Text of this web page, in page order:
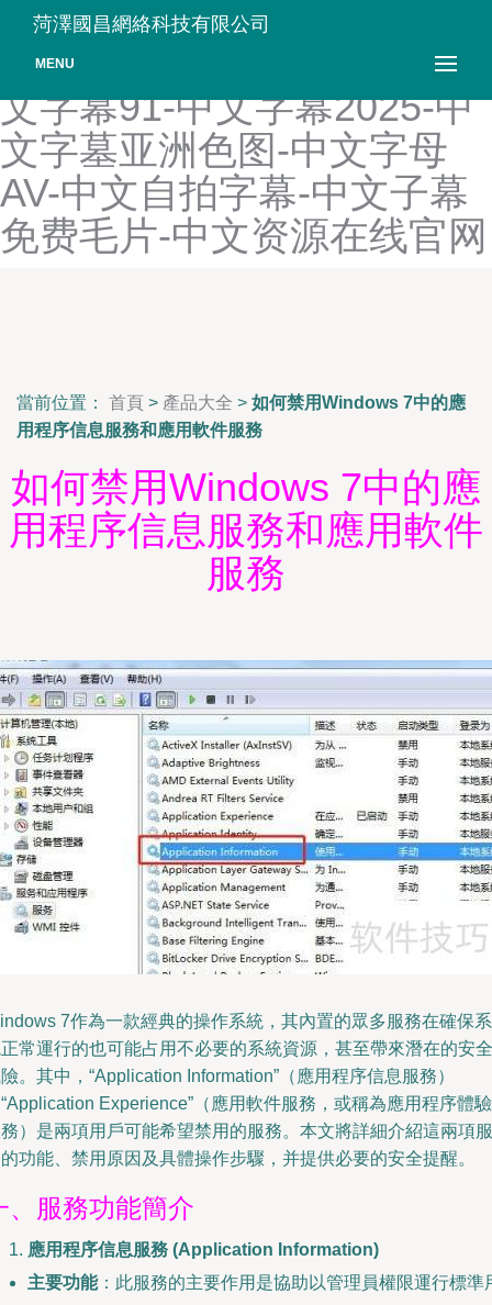
中文字幕av一区-中文字幕
91乱伦-中文字幕91爱爱-中
文字幕91-中文字幕2025-中
文字墓亚洲色图-中文字母
AV-中文自拍字幕-中文子幕
免费毛片-中文资源在线官网
菏澤國昌網絡科技有限公司
MENU
當前位置： 首頁 > 產品大全 > 如何禁用Windows 7中的應
用程序信息服務和應用軟件服務
如何禁用Windows 7中的應
用程序信息服務和應用軟件
服務
7作為一款經典的操作系統，其內置的眾多服務在確保系
常運行的也可能占用不必要的系統資源，甚至帶來潛在的安全
。其中，“Application Information”（應用程序信息服務）
Experience”（應用軟件服務，或稱為應用程序體驗
）是兩項用戶可能希望禁用的服務。本文將詳細介紹這兩項服
功能、禁用原因及具體操作步驟，并提供必要的安全提醒。
、服務功能簡介
應用程序信息服務 (Application Information)
主要功能：此服務的主要作用是協助以管理員權限運行標準